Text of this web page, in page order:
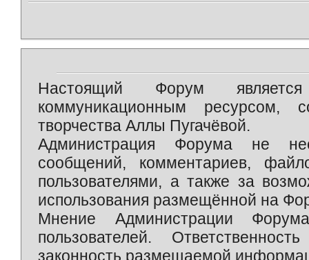
Настоящий Форум является
коммуникационным ресурсом,
творчества Аллы Пугачёвой.
Администрация Форума не
сообщений, комментариев,
пользователями, а также за
использования размещённой на
Мнение Администрации
пользователей.
законность размещаемой